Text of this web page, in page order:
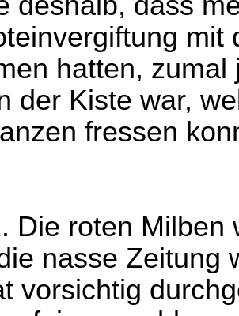
mit
hatten,
der Kiste war,
fressen
Die roten Milben
nasse Zeitung
vorsichtig